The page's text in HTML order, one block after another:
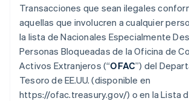
Transacciones que sean ilegales
aquellas que involucren a cualquier
la lista de Nacionales Especialmente
Personas Bloqueadas de la Oficina de
Activos Extranjeros (“OFAC”) del
Tesoro de EE.UU. (disponible en
https://ofac.treasury.gov/) o en la Lista